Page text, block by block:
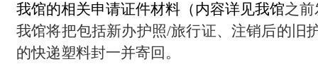
我馆的相关申请证件材料（内容详见我馆之前
我馆将把包括新办护照/旅行证、注销后的 旧
的快递塑料封一并寄回 。